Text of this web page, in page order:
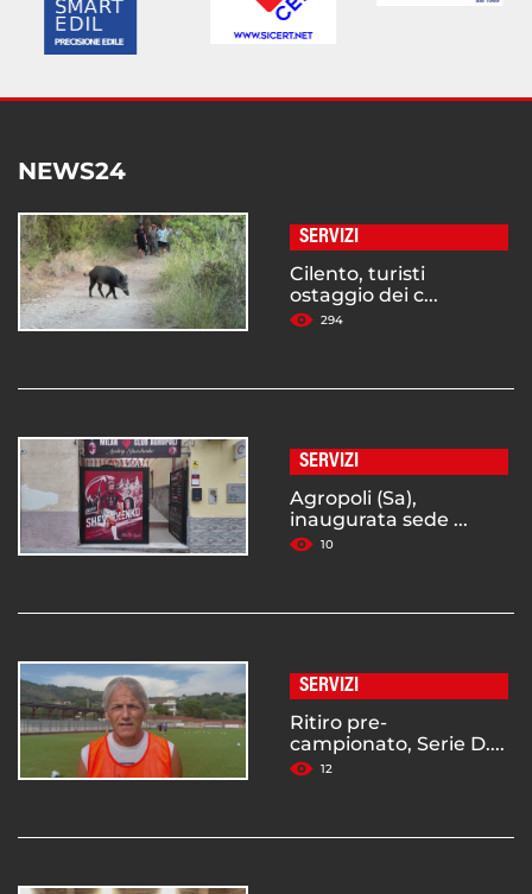
NEWS24
SERVIZI
Cilento, turisti
ostaggio dei c...
294
SERVIZI
Agropoli (Sa),
inaugurata sede ...
10
SERVIZI
Ritiro pre-
campionato, Serie D....
12